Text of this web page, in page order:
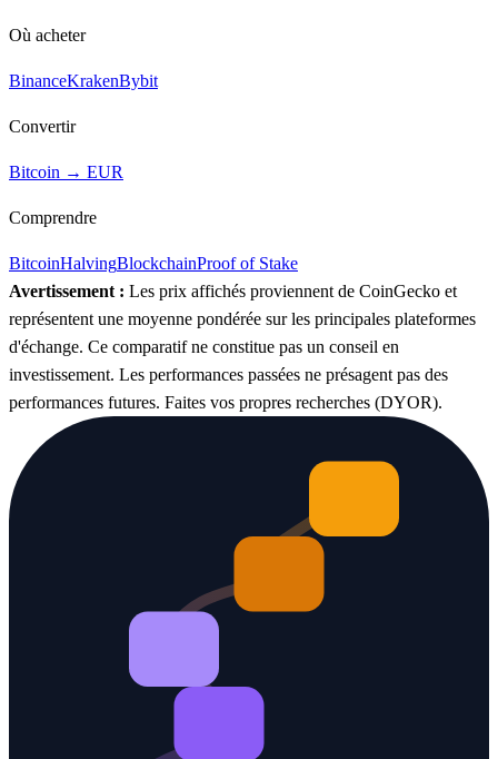
Où acheter
BinanceKrakenBybit
Convertir
Bitcoin → EUR
Comprendre
BitcoinHalvingBlockchainProof of Stake
Avertissement : Les prix affichés proviennent de CoinGecko et
représentent une moyenne pondérée sur les principales plateformes
d'échange. Ce comparatif ne constitue pas un conseil en
investissement. Les performances passées ne présagent pas des
performances futures. Faites vos propres recherches (DYOR).